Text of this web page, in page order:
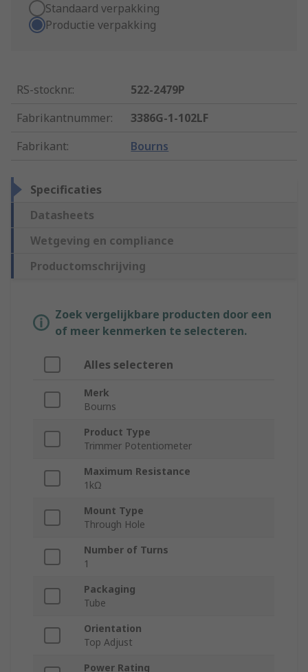
Standaard verpakking
Productie verpakking
RS-stocknr.:
522-2479P
Fabrikantnummer:
3386G-1-102LF
Fabrikant: Bourns
Specificaties
Datasheets
Wetgeving en compliance
Productomschrijving
Zoek vergelijkbare producten door een
of meer kenmerken te selecteren.
Alles selecteren
Merk
Bourns
Product Type
Trimmer Potentiometer
Maximum Resistance
1kΩ
Mount Type
Through Hole
Number of Turns
1
Packaging
Tube
Orientation
Top Adjust
Power Rating